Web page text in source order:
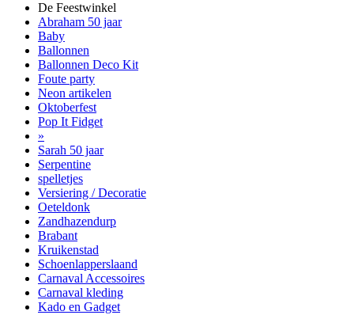
De Feestwinkel
Abraham 50 jaar
Baby
Ballonnen
Ballonnen Deco Kit
Foute party
Neon artikelen
Oktoberfest
Pop It Fidget
»
Sarah 50 jaar
Serpentine
spelletjes
Versiering / Decoratie
Oeteldonk
Zandhazendurp
Brabant
Kruikenstad
Schoenlapperslaand
Carnaval Accessoires
Carnaval kleding
Kado en Gadget